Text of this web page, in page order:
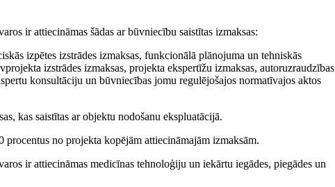
ir attiecināmas šādas ar būvniecību saistītas izmaksas:
izpētes izstrādes izmaksas, funkcionālā plānojuma un tehniskās
izstrādes izmaksas, projekta ekspertīžu izmaksas, autoruzraudzības
konsultāciju un būvniecības jomu regulējošajos normatīvajos aktos
kas saistītas ar objektu nodošanu ekspluatācijā.
procentus no projekta kopējām attiecināmajām izmaksām.
ir attiecināmas medicīnas tehnoloģiju un iekārtu iegādes, piegādes un